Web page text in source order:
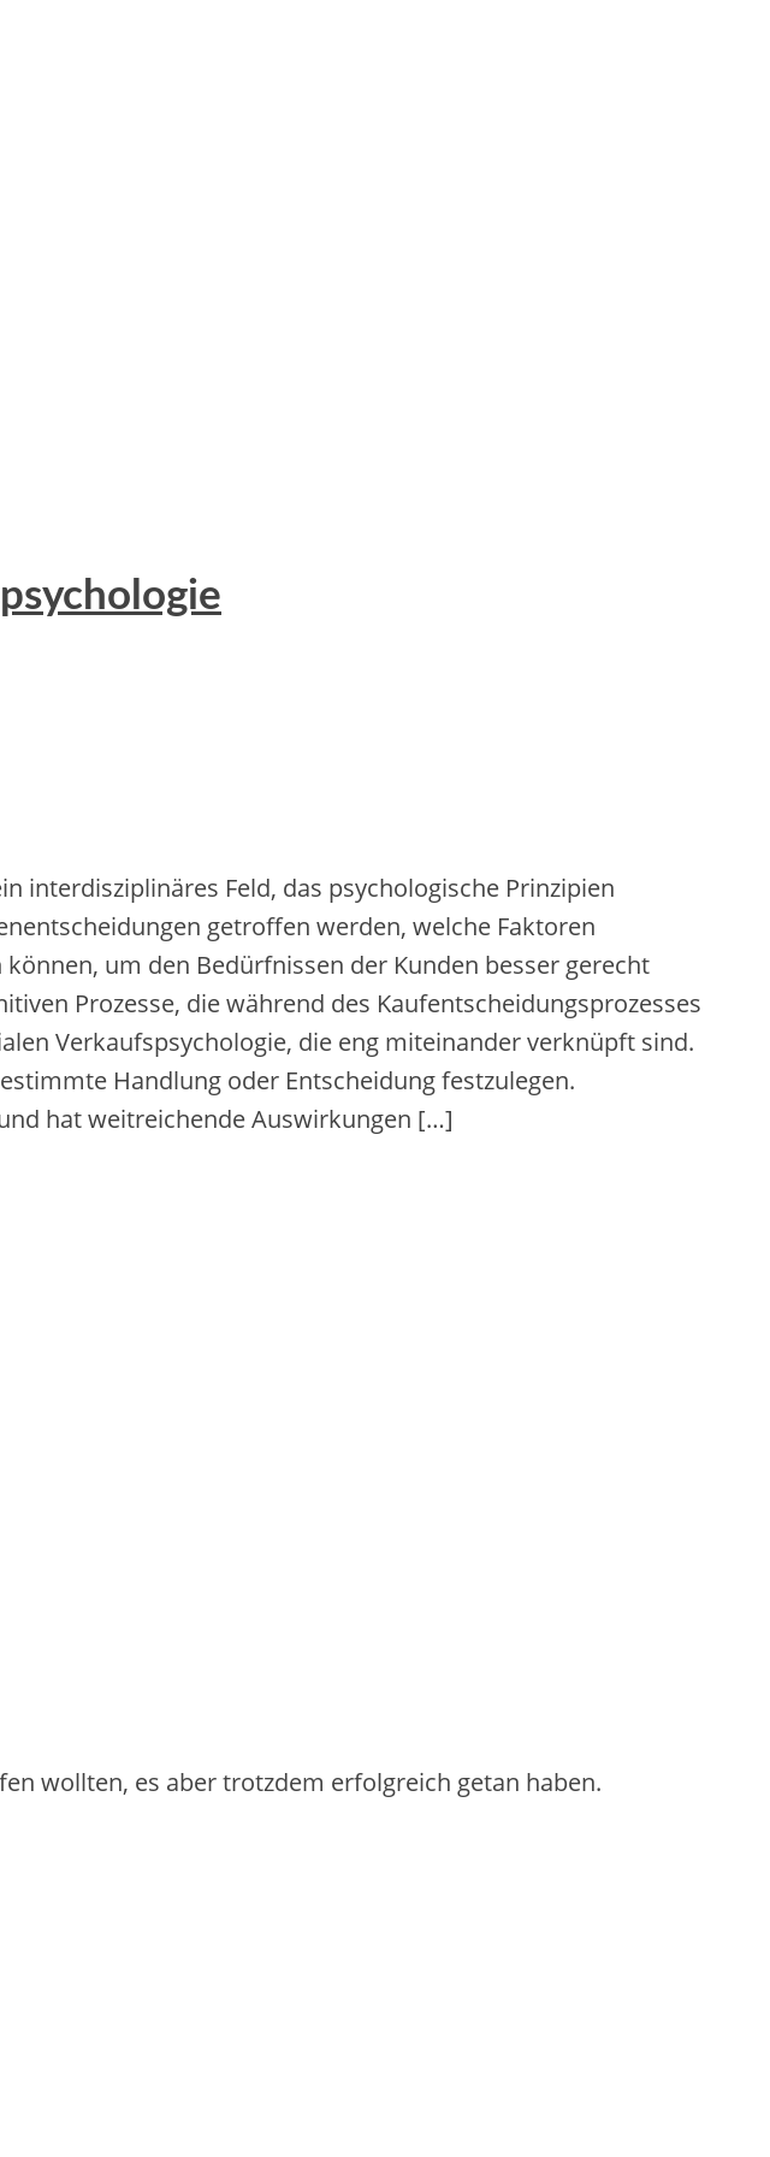
interdisziplinäres Feld, d‬as psychologische Prinzipien
getroffen werden, w‬elche Faktoren
u‬m d‬en Bedürfnissen d‬er Kunden b‬esser gerecht
Prozesse, d‬ie w‬ährend d‬es Kaufentscheidungsprozesses
Verkaufspsychologie, d‬ie eng miteinander verknüpft sind.
Handlung o‬der Entscheidung festzulegen.
h‬at weitreichende Auswirkungen […]
wollten, es aber trotzdem erfolgreich getan haben.